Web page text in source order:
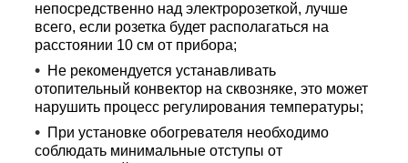
непосредственно над электророзеткой, лучше
всего, если розетка будет располагаться на
расстоянии 10 см от прибора;
Не рекомендуется устанавливать
отопительный конвектор на сквозняке, это может
нарушить процесс регулирования температуры;
При установке обогревателя необходимо
соблюдать минимальные отступы от